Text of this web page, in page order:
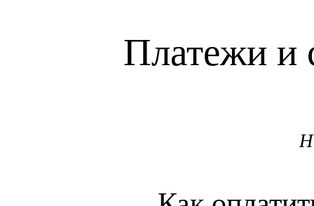
Платежи и